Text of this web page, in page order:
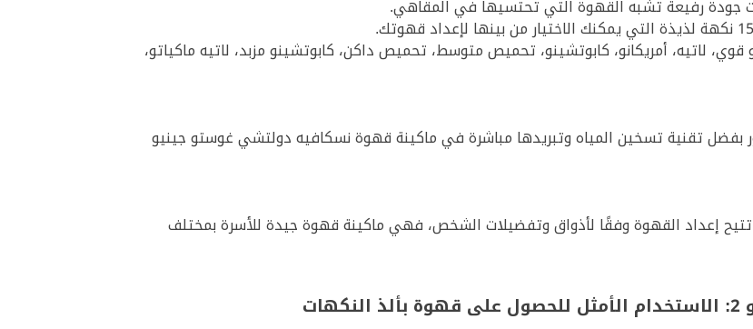
لاتيه، أمريكانو، كابوتشينو، تحميص متوسط، تحميص داكن، كابوتشينو مزبد، لاتيه ماكياتو،
بفضل تقنية تسخين المياه وتبريدها مباشرة في ماكينة قهوة نسكافيه دولتشي غوستو جينيو
إعداد القهوة وفقًا لأذواق وتفضيلات الشخص، فهي ماكينة قهوة جيدة للأسرة بمختلف
: الاستخدام الأمثل للحصول على قهوة بألذ النكهات